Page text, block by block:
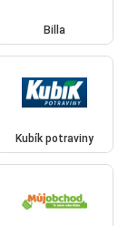
Billa
Kubík potraviny